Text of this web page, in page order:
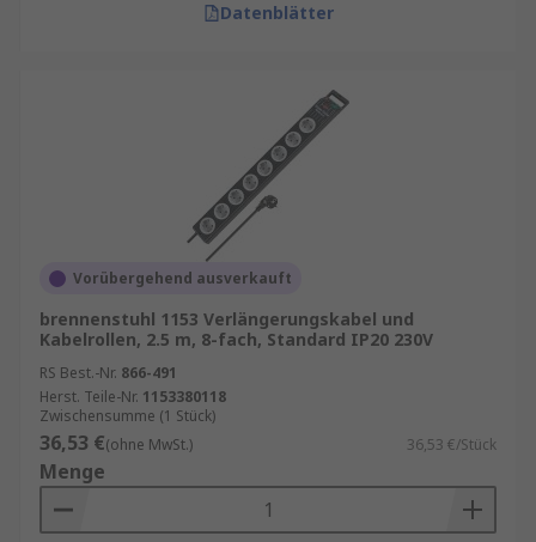
Datenblätter
Vorübergehend ausverkauft
brennenstuhl 1153 Verlängerungskabel und
Kabelrollen, 2.5 m, 8-fach, Standard IP20 230V
RS Best.-Nr. 866-491
Herst. Teile-Nr. 1153380118
Zwischensumme (1 Stück)
36,53 €(ohne MwSt.) 36,53 €/Stück
Menge